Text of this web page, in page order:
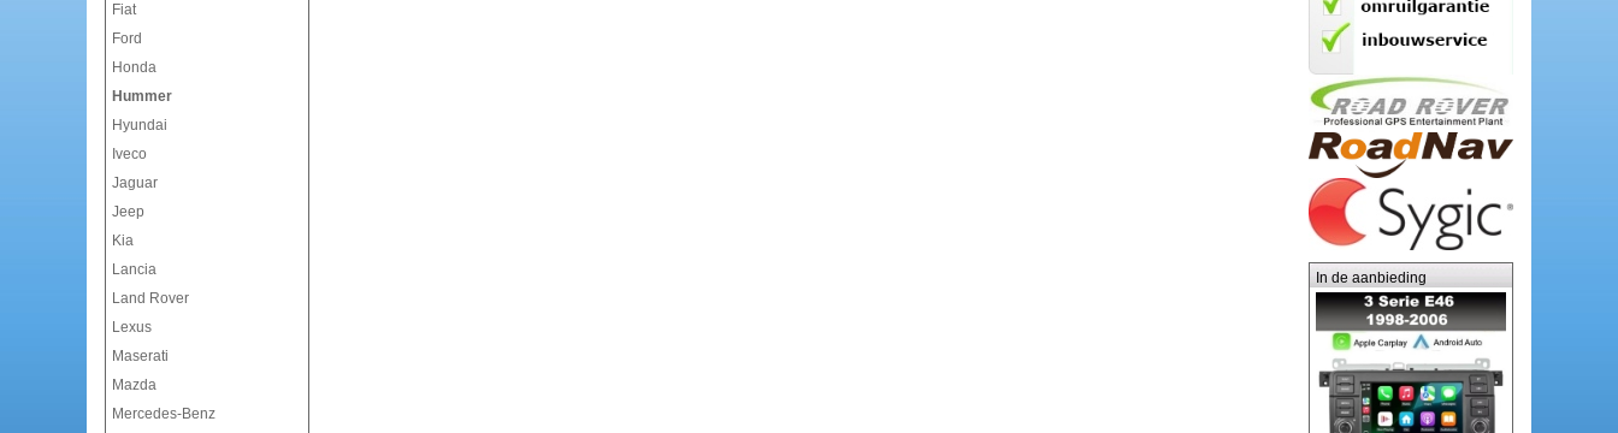
Fiat
Ford
Honda
Hummer
Hyundai
Iveco
Jaguar
Jeep
Kia
Lancia
Land Rover
Lexus
Maserati
Mazda
Mercedes-Benz
In de aanbieding